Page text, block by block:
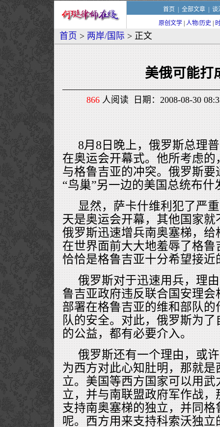
首页 全部文章| 谈
原创文学 人物/历史
首页 > 两岸/国际 > 正文
美俄可能打
866人阅读 日期：2008-08-30
8月8日晚上，俄罗斯总理
在奥运会开幕式。他所考虑
与格鲁吉亚的冲突。俄罗斯
“鸟巢”另一边的美国总统布
显然，萨卡什维利犯了严
天是奥运会开幕，其他国家
俄罗斯迅速增兵南奥塞梯，
在世界面前大大地羞辱了格
恰恰是格鲁吉亚十分希望接近
俄罗斯对于迅速用兵，理
鲁吉亚政府违反联合国安理
部署在格鲁吉亚的维和部队
队的安全。对此，俄罗斯为
的公益，都有必要介入。
俄罗斯还有一个理由，或
为西方对此心知肚明，那就
立。美国等西方国家可以用
立，并与南联盟政府军作战
支持南奥塞梯的独立，并同
呢。西方用来支持科索沃独